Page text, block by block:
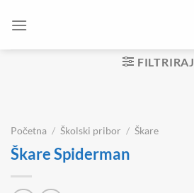
FILTRIRAJ
Početna / Školski pribor / Škare
Škare Spiderman